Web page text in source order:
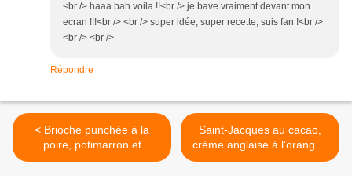
<br /> haaa bah voila !!<br /> je bave vraiment devant mon
ecran !!!<br /> <br /> super idée, super recette, suis fan !<br />
<br /> <br />
Répondre
< Brioche punchée à la
poire, potimarron et
espuma de Roquefort
Saint-Jacques au cacao,
crème anglaise à l'orange -
topinambours >